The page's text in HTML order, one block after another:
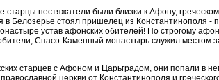
старцы нестяжатели были близки к Афону,
Белозерье стоял пришелец из Константинополя -
устав афонских обителей! По строгому
Спасо-Каменный монастырь служил местом
старцев с Афоном и Царьградом, они попали в
церкви от Константинополя и